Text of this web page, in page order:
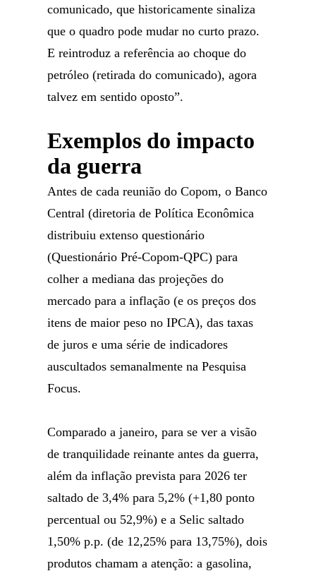
comunicado, que historicamente sinaliza
que o quadro pode mudar no curto prazo.
E reintroduz a referência ao choque do
petróleo (retirada do comunicado), agora
talvez em sentido oposto”.
Exemplos do impacto
da guerra
Antes de cada reunião do Copom, o Banco
Central (diretoria de Política Econômica
distribuiu extenso questionário
(Questionário Pré-Copom-QPC) para
colher a mediana das projeções do
mercado para a inflação (e os preços dos
itens de maior peso no IPCA), das taxas
de juros e uma série de indicadores
auscultados semanalmente na Pesquisa
Focus.
Comparado a janeiro, para se ver a visão
de tranquilidade reinante antes da guerra,
além da inflação prevista para 2026 ter
saltado de 3,4% para 5,2% (+1,80 ponto
percentual ou 52,9%) e a Selic saltado
1,50% p.p. (de 12,25% para 13,75%), dois
produtos chamam a atenção: a gasolina,